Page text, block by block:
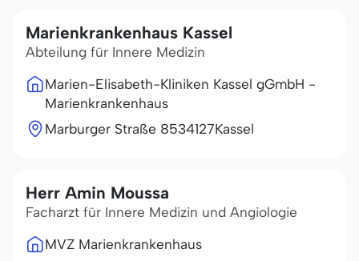
Marienkrankenhaus Kassel
Abteilung für Innere Medizin
Marien-Elisabeth-Kliniken Kassel gGmbH -
Marienkrankenhaus
Marburger Straße 8534127Kassel
Herr Amin Moussa
Facharzt für Innere Medizin und Angiologie
MVZ Marienkrankenhaus